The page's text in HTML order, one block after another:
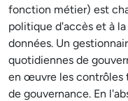
fonction métier) est
politique d'accès et à
données. Un
quotidiennes de
en œuvre les contrôles
de gouvernance. En